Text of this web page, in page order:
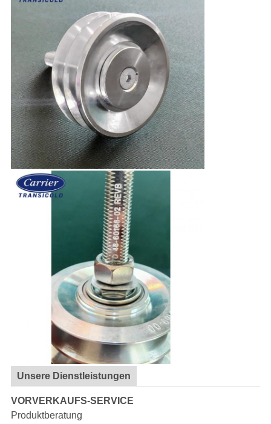
Unsere Dienstleistungen
VORVERKAUFS-SERVICE
Produktberatung